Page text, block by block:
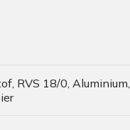
RVS 18/0, Aluminium,